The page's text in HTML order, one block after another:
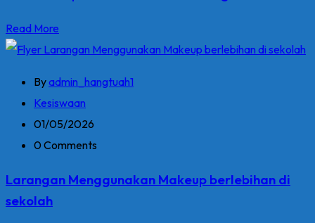
Read More
Byadmin_hangtuah1
Kesiswaan
01/05/2026
0 Comments
Larangan Menggunakan Makeup berlebihan di
sekolah